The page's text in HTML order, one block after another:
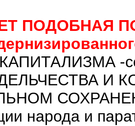
ПОДОБНАЯ
-
И
народа и